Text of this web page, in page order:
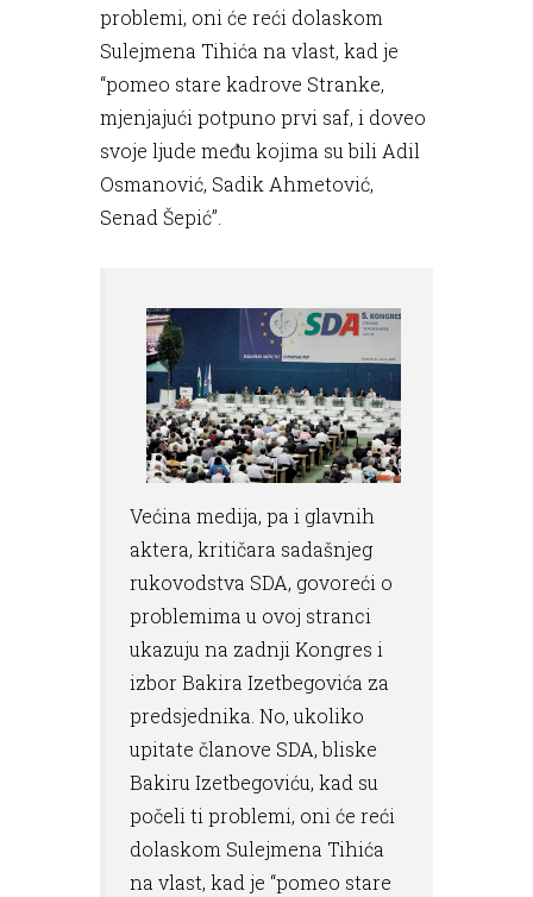
problemi, oni će reći dolaskom
Sulejmena Tihića na vlast, kad je
“pomeo stare kadrove Stranke,
mjenjajući potpuno prvi saf, i doveo
svoje ljude među kojima su bili Adil
Osmanović, Sadik Ahmetović,
Senad Šepić”.
Većina medija, pa i glavnih
aktera, kritičara sadašnjeg
rukovodstva SDA, govoreći o
problemima u ovoj stranci
ukazuju na zadnji Kongres i
izbor Bakira Izetbegovića za
predsjednika. No, ukoliko
upitate članove SDA, bliske
Bakiru Izetbegoviću, kad su
počeli ti problemi, oni će reći
dolaskom Sulejmena Tihića
na vlast, kad je “pomeo stare